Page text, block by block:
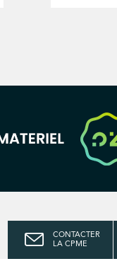
CONTACTER
LA CPME